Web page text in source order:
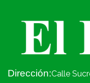
Dirección:Calle